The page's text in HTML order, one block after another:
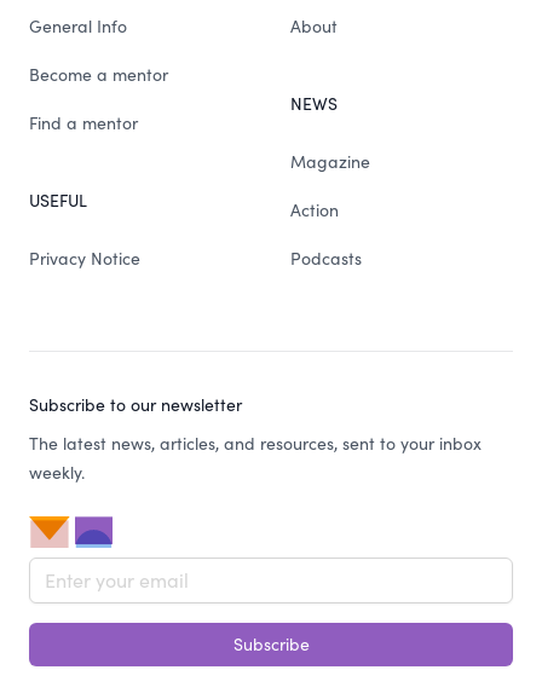
General Info
Become a mentor
Find a mentor
USEFUL
Privacy Notice
About
NEWS
Magazine
Action
Podcasts
Subscribe to our newsletter
The latest news, articles, and resources, sent to your inbox
weekly.
Email address
Subscribe